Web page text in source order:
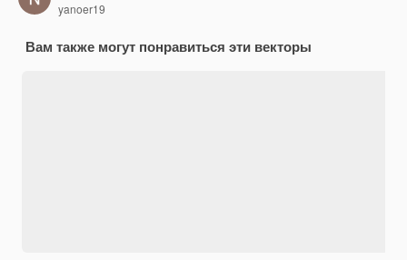
yanoer19
Вам также могут понравиться эти векторы